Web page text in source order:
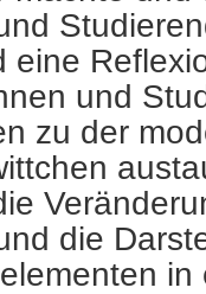
eine
und
zu der
die